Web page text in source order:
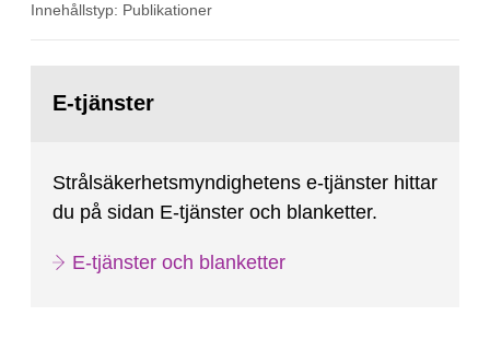
Innehållstyp: Publikationer
sida:E-tjänster
Strålsäkerhetsmyndighetens e-tjänster hittar
du på sidan E-tjänster och blanketter.
E-tjänster och blanketter